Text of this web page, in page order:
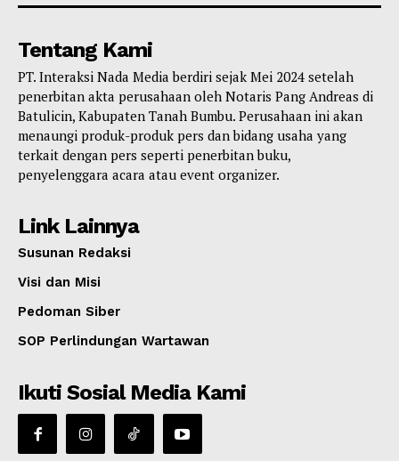
Tentang Kami
PT. Interaksi Nada Media berdiri sejak Mei 2024 setelah
penerbitan akta perusahaan oleh Notaris Pang Andreas di
Batulicin, Kabupaten Tanah Bumbu. Perusahaan ini akan
menaungi produk-produk pers dan bidang usaha yang
terkait dengan pers seperti penerbitan buku,
penyelenggara acara atau event organizer.
Link Lainnya
Susunan Redaksi
Visi dan Misi
Pedoman Siber
SOP Perlindungan Wartawan
Ikuti Sosial Media Kami